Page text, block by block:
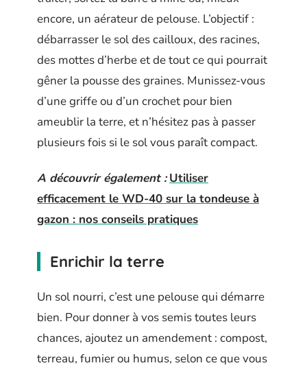
encore, un aérateur de pelouse. L’objectif :
débarrasser le sol des cailloux, des racines,
des mottes d’herbe et de tout ce qui pourrait
gêner la pousse des graines. Munissez-vous
d’une griffe ou d’un crochet pour bien
ameublir la terre, et n’hésitez pas à passer
plusieurs fois si le sol vous paraît compact.
A découvrir également : Utiliser
efficacement le WD-40 sur la tondeuse à
gazon : nos conseils pratiques
Enrichir la terre
Un sol nourri, c’est une pelouse qui démarre
bien. Pour donner à vos semis toutes leurs
chances, ajoutez un amendement : compost,
terreau, fumier ou humus, selon ce que vous